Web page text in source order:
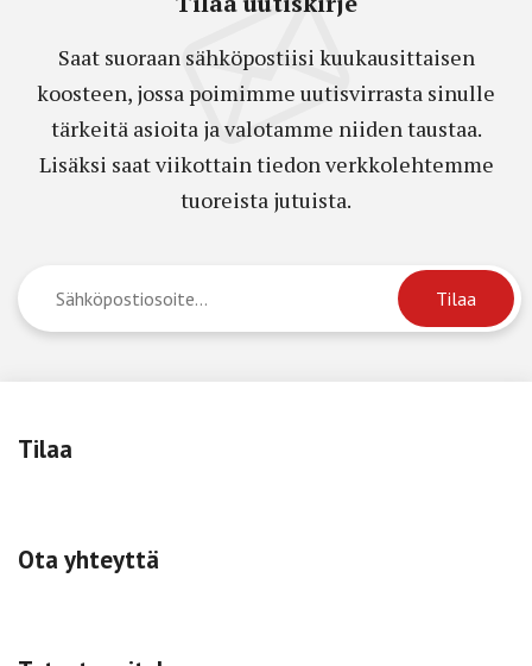
Saat suoraan sähköpostiisi kuukausittaisen
koosteen, jossa poimimme uutisvirrasta sinulle
tärkeitä asioita ja valotamme niiden taustaa.
Lisäksi saat viikottain tiedon verkkolehtemme
tuoreista jutuista.
Tilaa
Ota yhteyttä